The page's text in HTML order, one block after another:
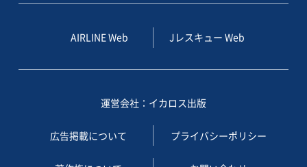
AIRLINE Web Jレスキュー Web
運営会社：イカロス出版
広告掲載について プライバシーポリシー